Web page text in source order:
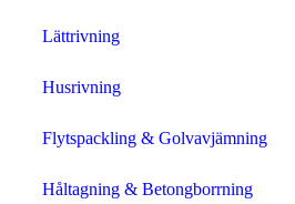
Lättrivning
Husrivning
Flytspackling & Golvavjämning
Håltagning & Betongborrning